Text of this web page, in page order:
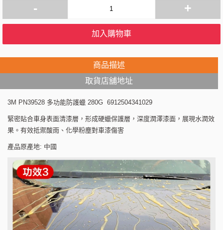
- +
加入購物車
商品描述
取貨店舖地址
3M PN39528 多功能防護蠟 280G 6912504341029
緊密貼合車身表面清漆層，形成硬蠟保護層，深度潤澤漆面，展現水潤效
果。有效抵禦酸雨、化學粉塵對車漆傷害
產品原產地: 中國